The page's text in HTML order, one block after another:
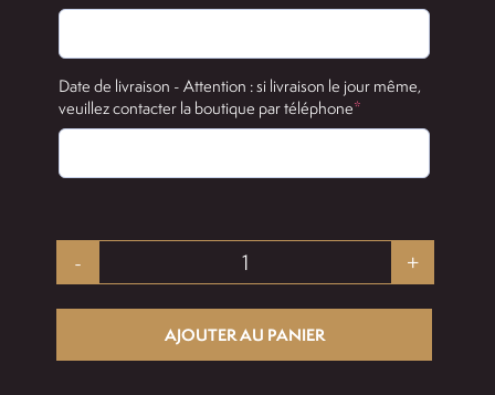
Date de livraison - Attention : si livraison le jour même,
veuillez contacter la boutique par téléphone*(required)
quantité
de
Azur
AJOUTER AU PANIER